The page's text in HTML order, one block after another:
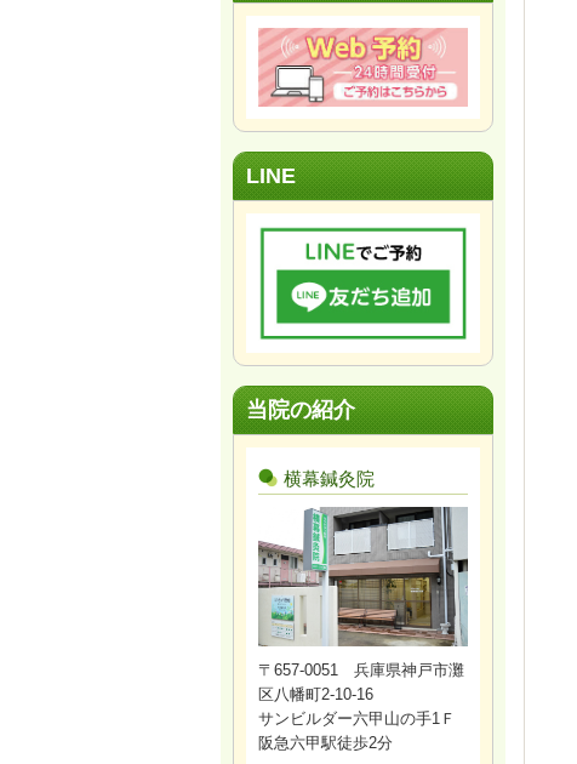
LINE
当院の紹介
横幕鍼灸院
〒657-0051 兵庫県神戸市灘
区八幡町2-10-16
サンビルダー六甲山の手1Ｆ
阪急六甲駅徒歩2分